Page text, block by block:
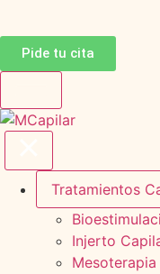
Pide tu cita
Tratamientos
Injerto